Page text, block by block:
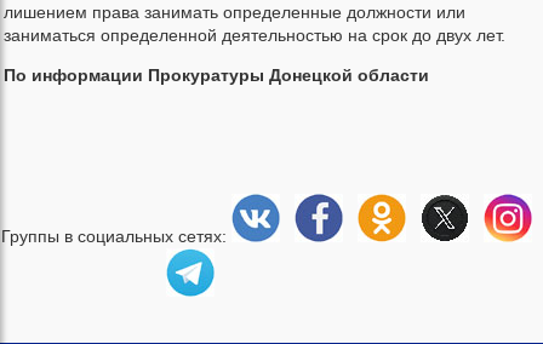
лишением права занимать определенные должности или
заниматься определенной деятельностью на срок до двух лет.
По информации Прокуратуры Донецкой области
Группы в социальных сетях: